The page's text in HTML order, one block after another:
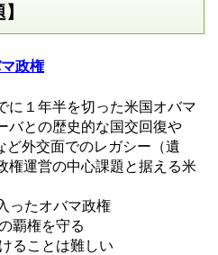
政権
に１年半を切った米国オバマ
バとの歴史的な国交回復や
ど外交面でのレガシー（遺
権運営の中心課題と据える米
ったオバマ政権
覇権を守る
ることは難しい